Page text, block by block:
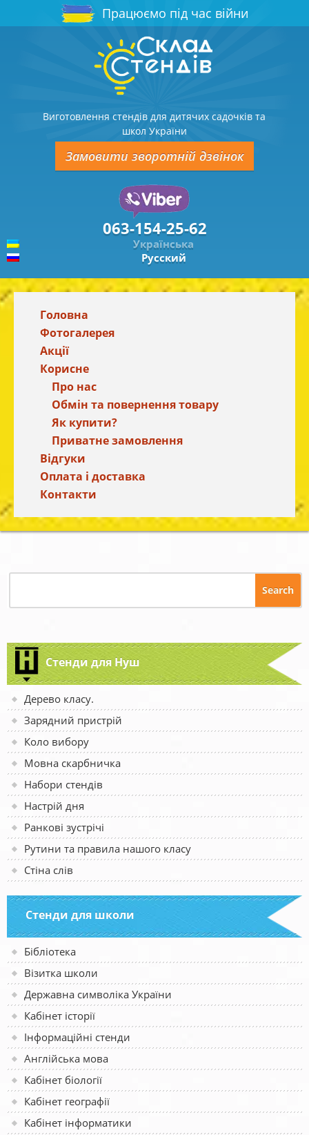
Працюємо під час війни
Виготовлення стендів для дитячих садочків та
школ України
Замовити зворотній дзвінок
063-154-25-62
Українська
Русский
Головна
Фотогалерея
Акції
Корисне
Про нас
Обмін та повернення товару
Як купити?
Приватне замовлення
Відгуки
Оплата і доставка
Контакти
Стенди для Нуш
Дерево класу.
Зарядний пристрій
Коло вибору
Мовна скарбничка
Набори стендів
Настрій дня
Ранкові зустрічі
Рутини та правила нашого класу
Стіна слів
Стенди для школи
Бібліотека
Візитка школи
Державна символіка України
Кабінет історії
Інформаційні стенди
Англійська мова
Кабінет біології
Кабінет географії
Кабінет інформатики